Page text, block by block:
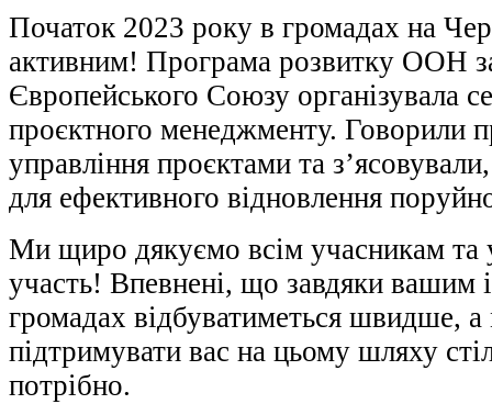
Початок 2023 року в громадах на
активним! Програма розвитку ООН
Європейського Союзу організувала
проєктного менеджменту. Говорили
управління проєктами та
для ефективного відновлення
Ми щиро дякуємо всім учасникам та
участь! Впевнені, що завдяки вашим
громадах відбуватиметься швидше, а
підтримувати вас на цьому шляху
потрібно.